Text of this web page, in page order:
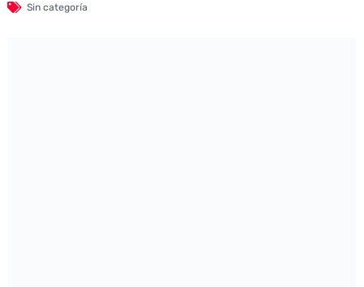
Sin categoría